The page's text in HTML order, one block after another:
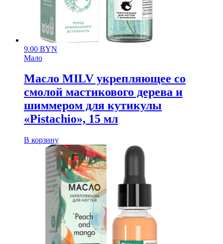
9.00 BYN
Мало
Масло MILV укрепляющее со
смолой мастикового дерева и
шиммером для кутикулы
«Pistachio», 15 мл
В корзину